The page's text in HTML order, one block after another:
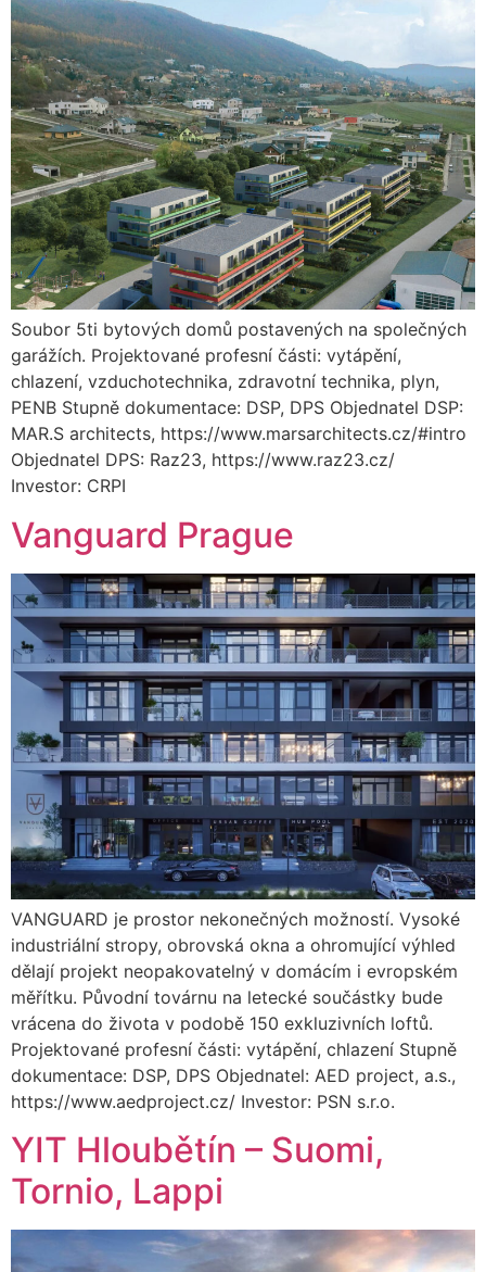
Soubor 5ti bytových domů postavených na společných
garážích. Projektované profesní části: vytápění,
chlazení, vzduchotechnika, zdravotní technika, plyn,
PENB Stupně dokumentace: DSP, DPS Objednatel DSP:
MAR.S architects, https://www.marsarchitects.cz/#intro
Objednatel DPS: Raz23, https://www.raz23.cz/
Investor: CRPI
Vanguard Prague
VANGUARD je prostor nekonečných možností. Vysoké
industriální stropy, obrovská okna a ohromující výhled
dělají projekt neopakovatelný v domácím i evropském
měřítku. Původní továrnu na letecké součástky bude
vrácena do života v podobě 150 exkluzivních loftů.
Projektované profesní části: vytápění, chlazení Stupně
dokumentace: DSP, DPS Objednatel: AED project, a.s.,
https://www.aedproject.cz/ Investor: PSN s.r.o.
YIT Hloubětín – Suomi,
Tornio, Lappi